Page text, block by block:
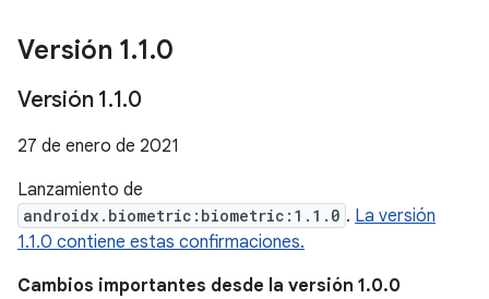
Versión 1.1.0
Versión 1.1.0
27 de enero de 2021
Lanzamiento de
androidx.biometric:biometric:1.1.0 . La versión
1.1.0 contiene estas confirmaciones.
Cambios importantes desde la versión 1.0.0